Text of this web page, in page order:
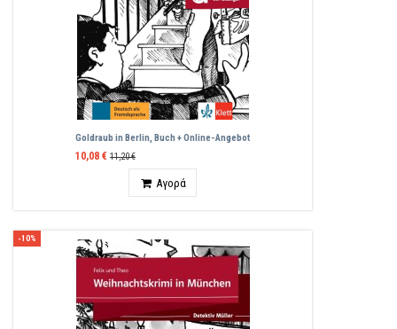
Goldraub in Berlin, Buch + Online-Angebot
10,08 € 11,20 €
Αγορά
-10%